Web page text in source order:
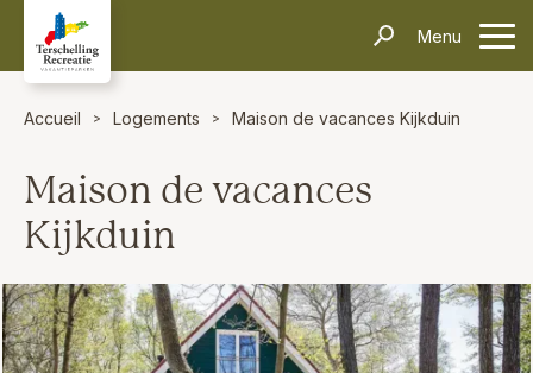
Menu
contacter
Hébergements
Informations
Questions fréquentes
Le transport
Villages
Thèmes
Rechercher et réserver
Accueil Logements Maison de vacances Kijkduin
Maison de vacances
Kijkduin